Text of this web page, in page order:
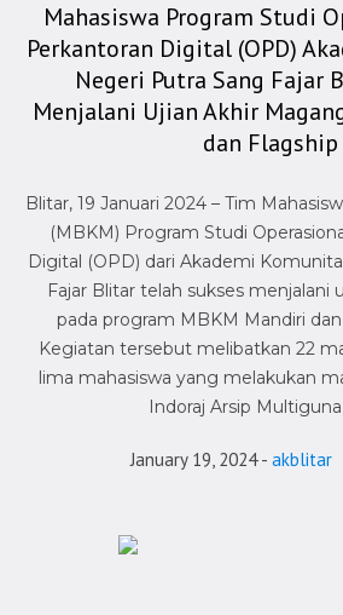
Mahasiswa Program Studi
Perkantoran Digital (OPD)
Negeri Putra Sang Fajar
Menjalani Ujian Akhir
dan Flagship
Blitar, 19 Januari 2024 – Tim
(MBKM) Program Studi
Digital (OPD) dari Akademi
Fajar Blitar telah sukses menjalani
pada program MBKM Mandiri
Kegiatan tersebut melibatkan 22
lima mahasiswa yang melakukan
Indoraj Arsip
January 19, 2024 akblitar